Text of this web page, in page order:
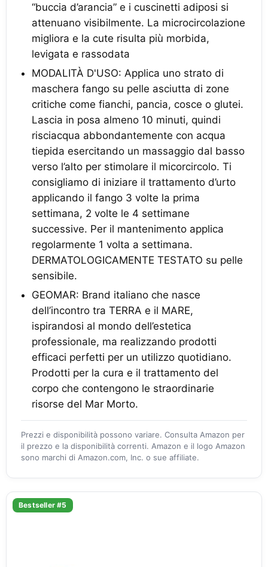
“buccia d’arancia” e i cuscinetti adiposi si
attenuano visibilmente. La microcircolazione
migliora e la cute risulta più morbida,
levigata e rassodata
MODALITÀ D'USO: Applica uno strato di
maschera fango su pelle asciutta di zone
critiche come fianchi, pancia, cosce o glutei.
Lascia in posa almeno 10 minuti, quindi
risciacqua abbondantemente con acqua
tiepida esercitando un massaggio dal basso
verso l’alto per stimolare il micorcircolo. Ti
consigliamo di iniziare il trattamento d’urto
applicando il fango 3 volte la prima
settimana, 2 volte le 4 settimane
successive. Per il mantenimento applica
regolarmente 1 volta a settimana.
DERMATOLOGICAMENTE TESTATO su pelle
sensibile.
GEOMAR: Brand italiano che nasce
dell’incontro tra TERRA e il MARE,
ispirandosi al mondo dell’estetica
professionale, ma realizzando prodotti
efficaci perfetti per un utilizzo quotidiano.
Prodotti per la cura e il trattamento del
corpo che contengono le straordinarie
risorse del Mar Morto.
Prezzi e disponibilità possono variare. Consulta Amazon per
il prezzo e la disponibilità correnti. Amazon e il logo Amazon
sono marchi di Amazon.com, Inc. o sue affiliate.
Bestseller #5